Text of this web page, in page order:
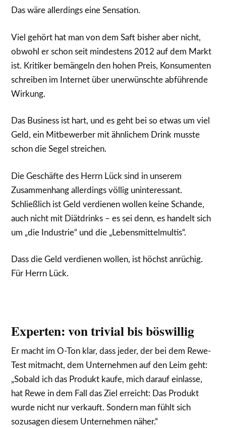
Das wäre allerdings eine Sensation.
Viel gehört hat man von dem Saft bisher aber nicht,
obwohl er schon seit mindestens 2012 auf dem Markt
ist. Kritiker bemängeln den hohen Preis, Konsumenten
schreiben im Internet über unerwünschte abführende
Wirkung.
Das Business ist hart, und es geht bei so etwas um viel
Geld, ein Mitbewerber mit ähnlichem Drink musste
schon die Segel streichen.
Die Geschäfte des Herrn Lück sind in unserem
Zusammenhang allerdings völlig uninteressant.
Schließlich ist Geld verdienen wollen keine Schande,
auch nicht mit Diätdrinks – es sei denn, es handelt sich
um „die Industrie“ und die „Lebensmittelmultis“.
Dass die Geld verdienen wollen, ist höchst anrüchig.
Für Herrn Lück.
Experten: von trivial bis böswillig
Er macht im O-Ton klar, dass jeder, der bei dem Rewe-
Test mitmacht, dem Unternehmen auf den Leim geht:
„Sobald ich das Produkt kaufe, mich darauf einlasse,
hat Rewe in dem Fall das Ziel erreicht: Das Produkt
wurde nicht nur verkauft. Sondern man fühlt sich
sozusagen diesem Unternehmen näher.“